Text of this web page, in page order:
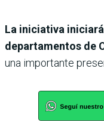
La iniciativa
departamentos de
una importante